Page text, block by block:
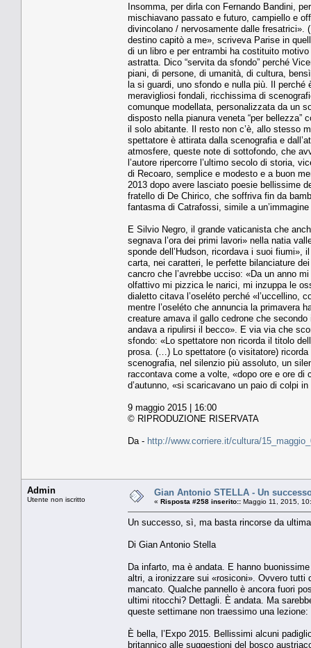
Insomma, per dirla con Fernando Bandini,
mischiavano passato e futuro, campiello e
divincolano / nervosamente dalle
destino capitò a me», scriveva Parise in
di un libro e per entrambi ha costituito
astratta. Dico “servita da sfondo” perché
piani, di persone, di umanità, di cultura,
la si guardi, uno sfondo e nulla più. Il
meravigliosi fondali, ricchissima di
comunque modellata, personalizzata da un
disposto nella pianura veneta “per
il solo abitante. Il resto non c’è, allo stesso
spettatore è attirata dalla scenografia e
atmosfere, queste note di sottofondo, che
l’autore ripercorre l’ultimo secolo di storia,
di Recoaro, semplice e modesto e a buon
2013 dopo avere lasciato poesie bellissime
fratello di De Chirico, che soffriva fin da
fantasma di Catrafossi, simile a
E Silvio Negro, il grande vaticanista che
segnava l’ora dei primi lavori» nella natia
sponde dell’Hudson, ricordava i suoi fiumi»,
carta, nei caratteri, le perfette bilanciature
cancro che l’avrebbe ucciso: «Da un anno
olfattivo mi pizzica le narici, mi inzuppa le
dialetto citava l’oseléto perché «l’uccellino,
mentre l’oseléto che annuncia la primavera
creature amava il gallo cedrone che
andava a ripulirsi il becco». E via via che
sfondo: «Lo spettatore non ricorda il titolo
prosa. (…) Lo spettatore (o visitatore) ricorda
scenografia, nel silenzio più assoluto, un
raccontava come a volte, «dopo ore e ore
d’autunno, «si scaricavano un paio di colpi
9 maggio 2015 | 16:00
© RIPRODUZIONE RISERVATA
Da - http://www.corriere.it/cultura/
Admin
Utente non iscritto
Gian Antonio STELLA - Un
« Risposta #258 inserito:: Maggio 11, 2015,
Un successo, sì, ma basta rincorse da
Di Gian Antonio Stella
Da infarto, ma è andata. E hanno
altri, a ironizzare sui «rosiconi». Ovvero tutti
mancato. Qualche pannello è ancora fuori
ultimi ritocchi? Dettagli. È andata. Ma
queste settimane non traessimo una
È bella, l’Expo 2015. Bellissimi alcuni
britannico alle suggestioni del bosco